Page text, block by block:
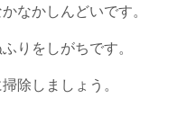
なかしんどいです。
りをしがちです。
除しましょう。